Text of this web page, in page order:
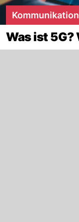
Kommunikation
Was ist 5G?